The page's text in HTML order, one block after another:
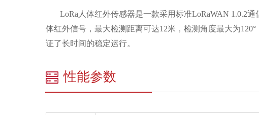
LoRa人体红外传感器是一款采用标准LoRaWAN 1.0.2
体红外信号，最大检测距离可达12米，检测角度最大为
证了长时间的稳定运行。
性能参数